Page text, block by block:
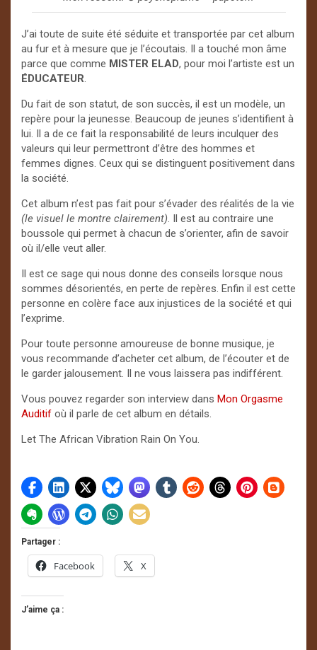
J’ai toute de suite été séduite et transportée par cet album
au fur et à mesure que je l’écoutais. Il a touché mon âme
parce que comme MISTER ELAD, pour moi l’artiste est un
ÉDUCATEUR.
Du fait de son statut, de son succès, il est un modèle, un
repère pour la jeunesse. Beaucoup de jeunes s’identifient à
lui. Il a de ce fait la responsabilité de leurs inculquer des
valeurs qui leur permettront d’être des hommes et
femmes dignes. Ceux qui se distinguent positivement dans
la société.
Cet album n’est pas fait pour s’évader des réalités de la vie
(le visuel le montre clairement). Il est au contraire une
boussole qui permet à chacun de s’orienter, afin de savoir
où il/elle veut aller.
Il est ce sage qui nous donne des conseils lorsque nous
sommes désorientés, en perte de repères. Enfin il est cette
personne en colère face aux injustices de la société et qui
l’exprime.
Pour toute personne amoureuse de bonne musique, je
vous recommande d’acheter cet album, de l’écouter et de
le garder jalousement. Il ne vous laissera pas indifférent.
Vous pouvez regarder son interview dans Mon Orgasme
Auditif où il parle de cet album en détails.
Let The African Vibration Rain On You.
Partager :
Facebook X
J’aime ça :